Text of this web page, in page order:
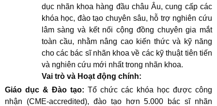
dục nhãn khoa hàng đầu châu Âu, cung cấp các
khóa học, đào tạo chuyên sâu, hỗ trợ nghiên cứu
lâm sàng và kết nối cộng đồng chuyên gia mắt
toàn cầu, nhằm nâng cao kiến thức và kỹ năng
cho các bác sĩ nhãn khoa về các kỹ thuật tiên tiến
và nghiên cứu mới nhất trong nhãn khoa.
Vai trò và Hoạt động chính:
Giáo dục & Đào tạo: Tổ chức các khóa học được công
nhận (CME-accredited), đào tạo hơn 5.000 bác sĩ nhãn